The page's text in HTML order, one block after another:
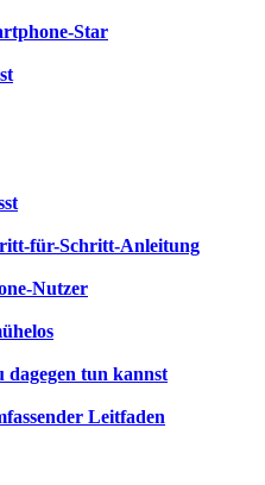
Star
für-Schritt-Anleitung
Nutzer
tun kannst
Leitfaden